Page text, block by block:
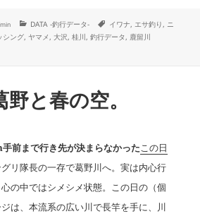
カ
ゴ
DATA -釣行データ-
タ
グ
イワナ,エサ釣り, ニ
シング, ヤマメ, 大沢, 桂川, 釣行データ, 鹿留川
日(土)：桂川/鹿留川 に
と春の空。
前まで行き先が決まらなかったこの日
リ隊長の一存で葛野川へ。実は内心行
の中ではシメシメ状態。この日の（個
は、本流系の広い川で長竿を手に、川